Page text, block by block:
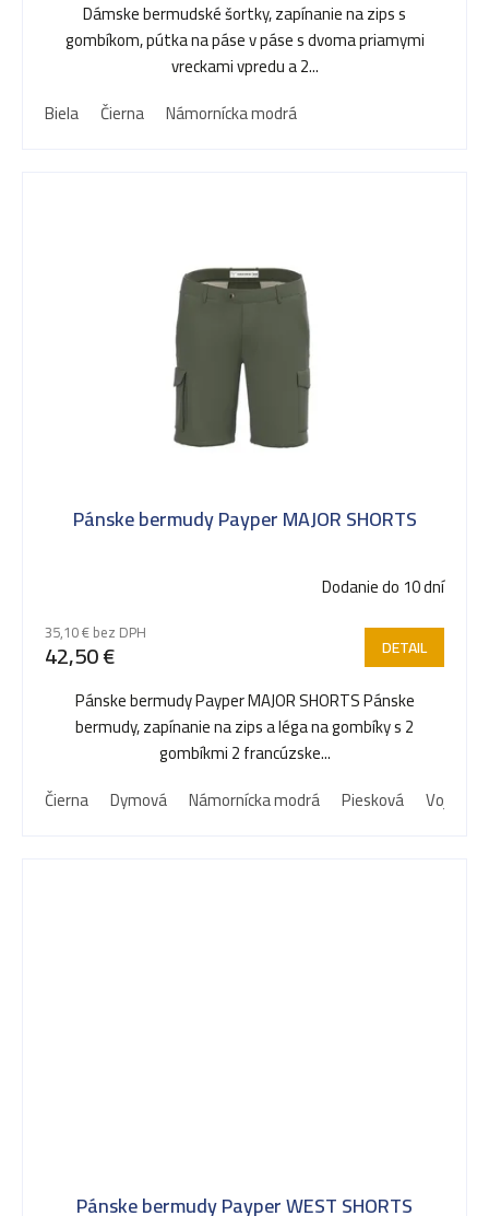
Dámske bermudské šortky, zapínanie na zips s
gombíkom, pútka na páse v páse s dvoma priamymi
vreckami vpredu a 2...
Biela
Čierna Námornícka modrá
Pánske bermudy Payper MAJOR SHORTS
Dodanie do 10 dní
35,10 € bez DPH
42,50 € DETAIL
Pánske bermudy Payper MAJOR SHORTS Pánske
bermudy, zapínanie na zips a léga na gombíky s 2
gombíkmi 2 francúzske...
Čierna
Dymová Námornícka modrá Piesková
Pánske bermudy Payper WEST SHORTS